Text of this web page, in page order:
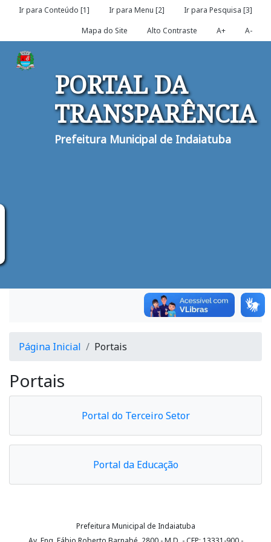
Ir para Conteúdo [1] Ir para Menu [2]
Ir para Pesquisa [3]
Mapa do Site
Alto Contraste A+ A-
PORTAL DA
TRANSPARÊNCIA
Prefeitura Municipal de Indaiatuba
Página Inicial Portais
Portais
Portal do Terceiro Setor
Portal da Educação
Prefeitura Municipal de Indaiatuba